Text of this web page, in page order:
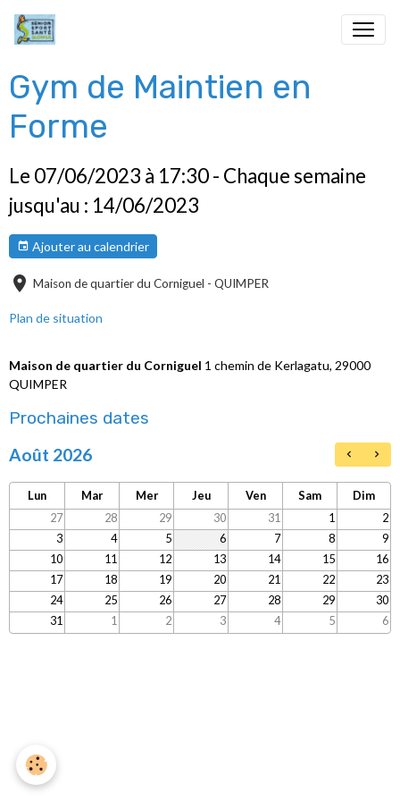
Gym de Maintien en
Forme
Le 07/06/2023 à 17:30- Chaque semaine
jusqu'au : 14/06/2023
Ajouter au calendrier
Maison de quartier du Corniguel - QUIMPER
Plan de situation
Maison de quartier du Corniguel 1 chemin de Kerlagatu, 29000
QUIMPER
Prochaines dates
Août 2026
Lun Mar Mer Jeu Ven Sam
Dim
27
28 29 30 31 1
2
3
4 5 6 7 8
9
10
11 12 13 14 15
16
17
18 19 20 21 22
23
24
25 26 27 28 29
30
31
1 2 3 4 5 6